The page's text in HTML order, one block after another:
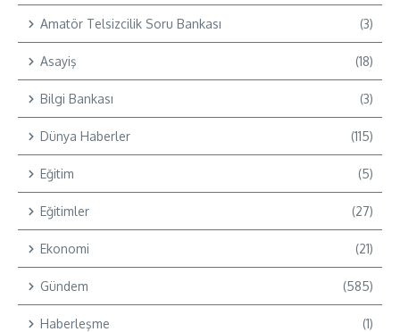
Amatör Telsizcilik Soru Bankası (3)
Asayiş (18)
Bilgi Bankası (3)
Dünya Haberler (115)
Eğitim (5)
Eğitimler (27)
Ekonomi (21)
Gündem (585)
Haberleşme (1)